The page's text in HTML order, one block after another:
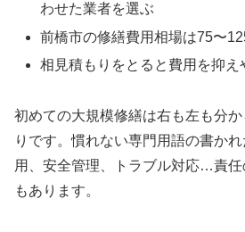
わせた業者を選ぶ
前橋市の修繕費用相場は75〜
相見積もりをとると費用を抑え
初めての大規模修繕は右も左も分
りです。慣れない専門用語の書か
用、安全管理、トラブル対応…責
もあります。